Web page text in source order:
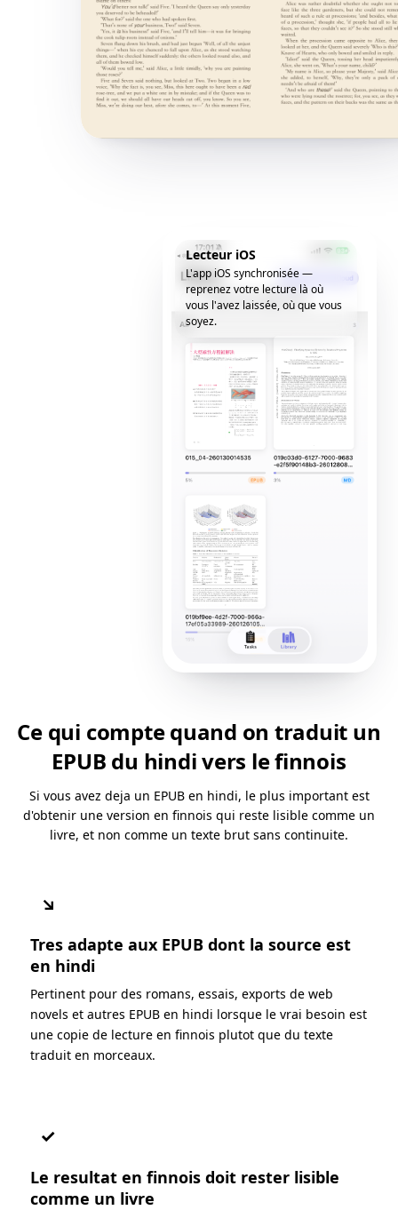
Lecteur iOS
L'app iOS synchronisée —
reprenez votre lecture là où
vous l'avez laissée, où que vous
soyez.
Ce qui compte quand on traduit un
EPUB du hindi vers le finnois
Si vous avez deja un EPUB en hindi, le plus important est
d'obtenir une version en finnois qui reste lisible comme un
livre, et non comme un texte brut sans continuite.
↘
Tres adapte aux EPUB dont la source est
en hindi
Pertinent pour des romans, essais, exports de web
novels et autres EPUB en hindi lorsque le vrai besoin est
une copie de lecture en finnois plutot que du texte
traduit en morceaux.
✓
Le resultat en finnois doit rester lisible
comme un livre